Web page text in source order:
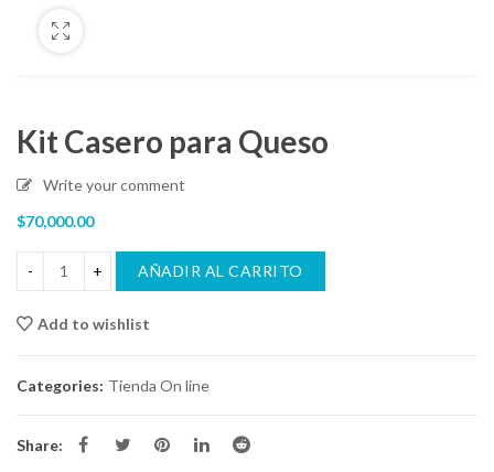
Kit Casero para Queso
Write your comment
$70,000.00
AÑADIR AL CARRITO
Add to wishlist
Categories: Tienda On line
Share: